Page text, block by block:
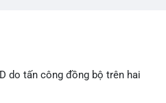
do tấn công đồng bộ trên hai